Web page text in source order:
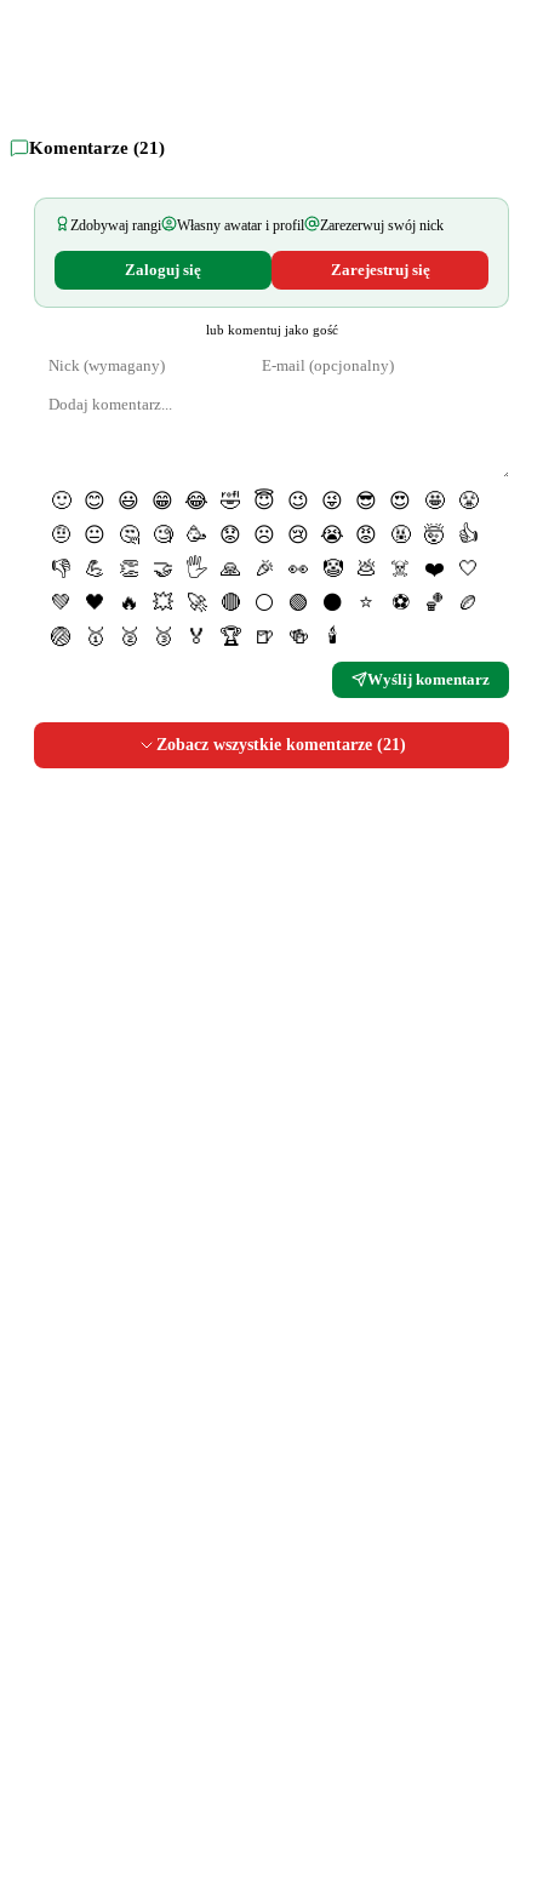
Komentarze (21)
Zdobywaj rangi Własny awatar i profil Zarezerwuj swój nick
Zaloguj się Zarejestruj się
lub komentuj jako gość
🙂 😊 😃 😁 😂 🤣 😇 😉 😜 😎 😍 🤩
😤
🤨
😐 🤔 🧐 🥳 😟 ☹️ 😢 😭 😡 🤬 🤯
👍
👎
💪 👏 🤝 🖐 🙏 🎉 👀 🤡 💩 ☠️ ❤️
🤍
💚
🖤 🔥 💥 🚀 🔴 ⚪️ 🟢 ⚫️ ⭐️ ⚽️ 🏀
🏉
🏐
🥇 🥈 🥉 🏅 🏆 🍺 🍻 🕯
Wyślij komentarz
Zobacz wszystkie komentarze (21 )